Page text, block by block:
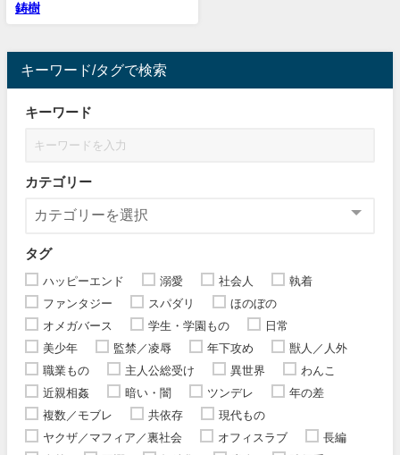
鋳樹
キーワード/タグで検索
キーワード
カテゴリー
タグ
ハッピーエンド 溺愛 社会人
執着
ファンタジー
スパダリ
ほのぼの
オメガバース
学生・学園もの
日常
美少年
監禁／凌辱 年下攻め
獣人／人外
職業もの
主人公総受け 異世界
わんこ
近親相姦
暗い・闇 ツンデレ
年の差
複数／モブレ
共依存
現代もの
ヤクザ／マフィア／裏社会
オフィスラブ
長編